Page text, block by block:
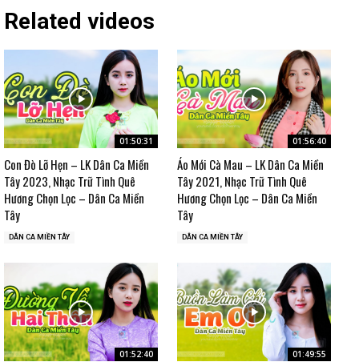
Related videos
01:50:31
Con Đò Lỡ Hẹn – LK Dân Ca Miền
Tây 2023, Nhạc Trữ Tình Quê
Hương Chọn Lọc – Dân Ca Miền
Tây
DÂN CA MIỀN TÂY
01:56:40
Áo Mới Cà Mau – LK Dân Ca Miền
Tây 2021, Nhạc Trữ Tình Quê
Hương Chọn Lọc – Dân Ca Miền
Tây
DÂN CA MIỀN TÂY
01:52:40 01:49:55